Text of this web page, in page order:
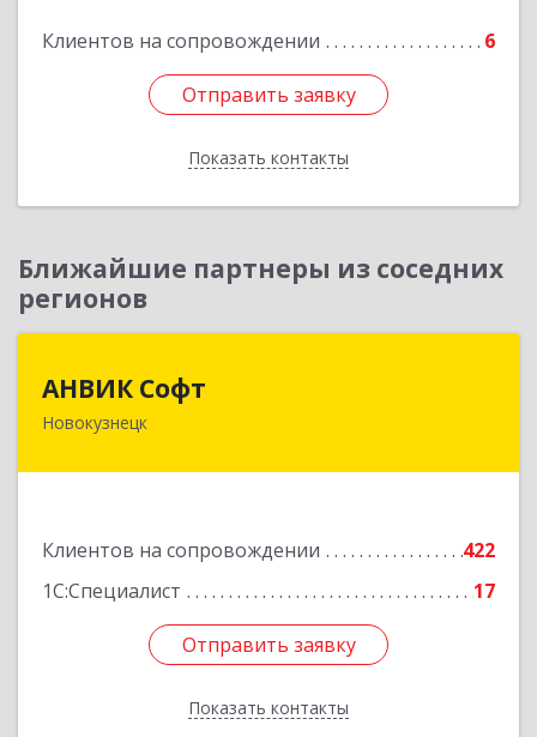
Клиентов на сопровождении 6
Отправить заявку
Показать контакты
Отправить заявку
Назад
Ближайшие партнеры из соседних
регионов
АНВИК Софт
Новокузнецк
Клиентов на сопровождении
422
1С:Специалист
17
Отправить заявку
Показать контакты
654079, Кемеровская область - Кузбасс,
Отправить заявку
Назад